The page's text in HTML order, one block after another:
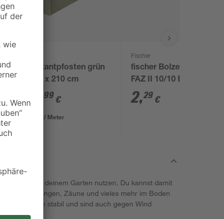
Vierkantpfosten grün
9 x 9 x 210 cm
19 99 €
9,52 € / Meter
Fischer
fischer Bolzenanker
FAZ II 10/10 E
2,29 €
Projekte in deinem Garten nutzen. Du kannst damit
Überdachungen, Zäune und vieles mehr im Boden
dadurch stabil und sind auch gegen Wind